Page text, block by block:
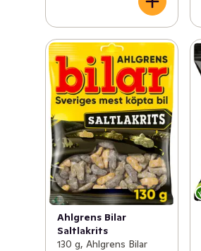
Ahlgrens Bilar
Saltlakrits
130 g, Ahlgrens Bilar